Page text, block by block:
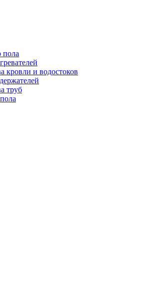
пола
кровли и водостоков
труб